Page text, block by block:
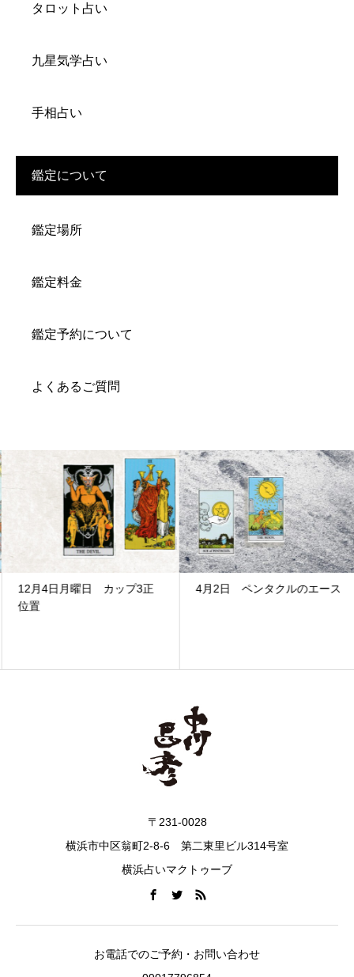
タロット占い
九星気学占い
手相占い
鑑定について
鑑定場所
鑑定料金
鑑定予約について
よくあるご質問
12月4日月曜日 カップ3正
位置
4月2日 ペンタクルのエース
〒231-0028
横浜市中区翁町2-8-6 第二東里ビル314号室
横浜占いマクトゥーブ
お電話でのご予約・お問い合わせ